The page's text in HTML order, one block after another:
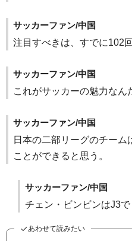
サッカーファン/中国
注目すべきは、すでに102
サッカーファン/中国
これがサッカーの魅力なん
サッカーファン/中国
日本の二部リーグのチーム
ことができると思う。
サッカーファン/中国
チェン・ビンビンはJ3で
あわせて読みたい